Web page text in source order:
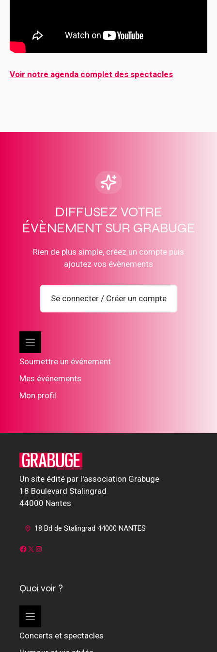
Voir notre agenda complet des spectacles
DIFFUSEZ VOTRE
ÉVÈNEMENT SUR GRABUGE
Rien de plus simple, créez un compte puis
ajoutez vos évènements
Se connecter / Créer un compte
Soumettre un événement
Mes événements
Mon profil
Un site édité par l'association Grabuge
18 Boulevard Stalingrad
44000 Nantes
18 Bd de Stalingrad 44000 NANTES
Facebook
X Instagram
Quoi voir ?
Concerts et spectacles